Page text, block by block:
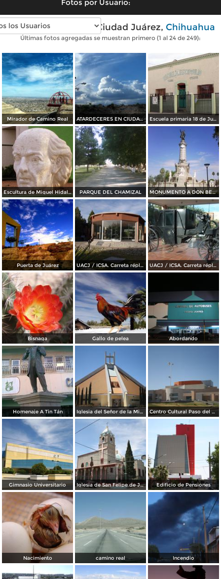
Fotos por Usuario:
Fotos modernas de Ciudad Juárez, Chihuahua
Últimas fotos agregadas se muestran primero (1 al 24 de 249):
Mirador de Camino Real ATARDECERES EN CIUDAD JUAREZ Escuela primaria 18 de Julio
Escultura de Miguel Hidalgo PARQUE DEL CHAMIZAL MONUMENTO A DON BENITO JUAREZ
Puerta de Juárez UACJ / ICSA. Carreta réplica de la transportó a Benito Juárez hasta Paso del Norte UACJ / ICSA. Carreta réplica de la transportó a Benito Juárez hasta Paso del Norte
Bisnaga Gallo de pelea Abordando
Homenaje A Tin Tán Iglesia del Señor de la Misericordia Centro Cultural Paso del Norte
Gimnasio Universitario Iglesia de San Felipe de Jesús Edificio de Pensiones
Nacimiento camino real Incendio